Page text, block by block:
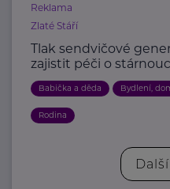
Reklama
Zlaté Stáří
Tlak sendvičové
zajistit péči o
Babička a děda Bydlení,
Rodina